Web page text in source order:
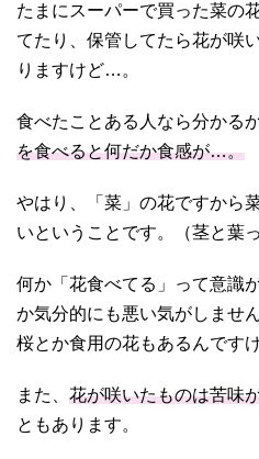
たまにスーパーで買った菜の
てたり、保管してたら花が咲
りますけど…。
食べたことある人なら分かる
を食べると何だか食感が…。
やはり、「菜」の花ですから
いということです。（茎と葉っ
何か「花食べてる」って意識
か気分的にも悪い気がしませ
桜とか食用の花もあるんです
また、 花が咲いたものは苦味
ともあります。